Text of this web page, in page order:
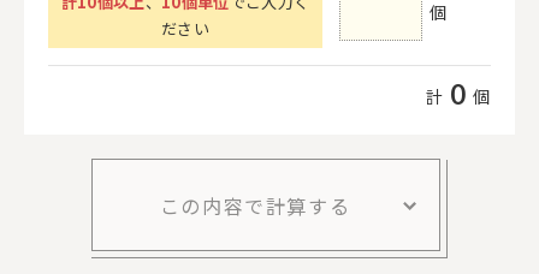
ださい
個
計 0 個
この内容で計算する